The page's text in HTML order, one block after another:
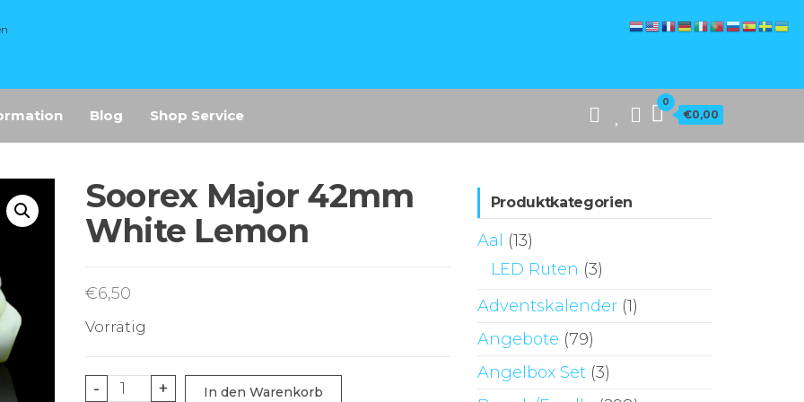
0
€0,00
Blog Shop Service
Soorex Major 42mm
White Lemon
€6,50
Vorrätig
-
Soorex
+ In den Warenkorb
Produktkategorien
Aal
(13)
LED Ruten (3)
Adventskalender (1)
Angebote (79)
Angelbox Set (3)